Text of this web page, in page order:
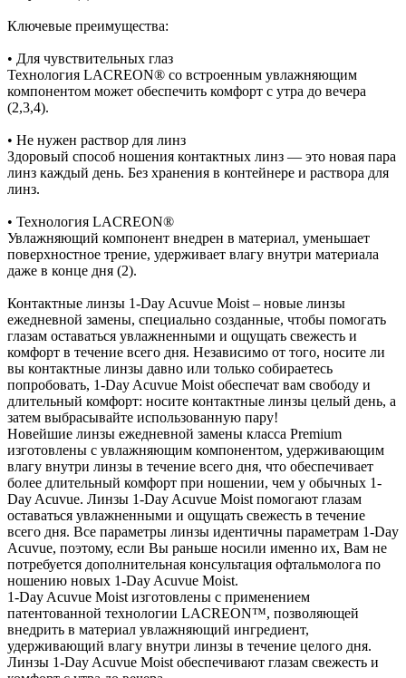
Ключевые преимущества:
• Для чувствительных глаз
Технология LACREON® со встроенным увлажняющим
компонентом может обеспечить комфорт с утра до вечера
(2,3,4).
• Не нужен раствор для линз
Здоровый способ ношения контактных линз — это новая пара
линз каждый день. Без хранения в контейнере и раствора для
линз.
• Технология LACREON®
Увлажняющий компонент внедрен в материал, уменьшает
поверхностное трение, удерживает влагу внутри материала
даже в конце дня (2).
Контактные линзы 1-Day Acuvue Moist – новые линзы
ежедневной замены, специально созданные, чтобы помогать
глазам оставаться увлажненными и ощущать свежесть и
комфорт в течение всего дня. Независимо от того, носите ли
вы контактные линзы давно или только собираетесь
попробовать, 1-Day Acuvue Moist обеспечат вам свободу и
длительный комфорт: носите контактные линзы целый день, а
затем выбрасывайте использованную пару!
Новейшие линзы ежедневной замены класса Premium
изготовлены с увлажняющим компонентом, удерживающим
влагу внутри линзы в течение всего дня, что обеспечивает
более длительный комфорт при ношении, чем у обычных 1-
Day Acuvue. Линзы 1-Day Acuvue Moist помогают глазам
оставаться увлажненными и ощущать свежесть в течение
всего дня. Все параметры линзы идентичны параметрам 1-Day
Acuvue, поэтому, если Вы раньше носили именно их, Вам не
потребуется дополнительная консультация офтальмолога по
ношению новых 1-Day Acuvue Moist.
1-Day Acuvue Moist изготовлены с применением
патентованной технологии LACREON™, позволяющей
внедрить в материал увлажняющий ингредиент,
удерживающий влагу внутри линзы в течение целого дня.
Линзы 1-Day Acuvue Moist обеспечивают глазам свежесть и